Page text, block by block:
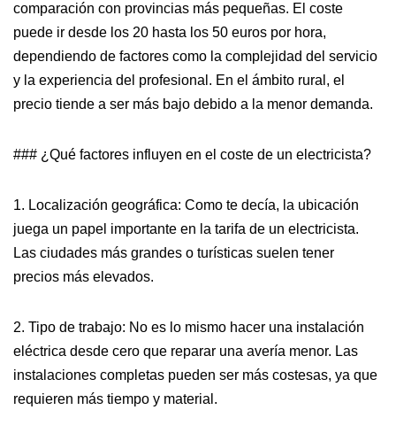
comparación con provincias más pequeñas. El coste
puede ir desde los 20 hasta los 50 euros por hora,
dependiendo de factores como la complejidad del servicio
y la experiencia del profesional. En el ámbito rural, el
precio tiende a ser más bajo debido a la menor demanda.
### ¿Qué factores influyen en el coste de un electricista?
1. Localización geográfica: Como te decía, la ubicación
juega un papel importante en la tarifa de un electricista.
Las ciudades más grandes o turísticas suelen tener
precios más elevados.
2. Tipo de trabajo: No es lo mismo hacer una instalación
eléctrica desde cero que reparar una avería menor. Las
instalaciones completas pueden ser más costesas, ya que
requieren más tiempo y material.